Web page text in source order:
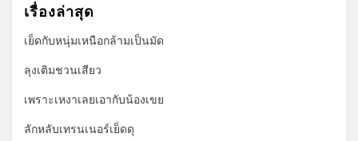
เรื่องล่าสุด
เย็ดกับหนุ่มเหนือกล้ามเป็นมัด
ลุงเติมชวนเสียว
เพราะเหงาเลยเอากับน้องเขย
ลักหลับเทรนเนอร์เย็ดดุ